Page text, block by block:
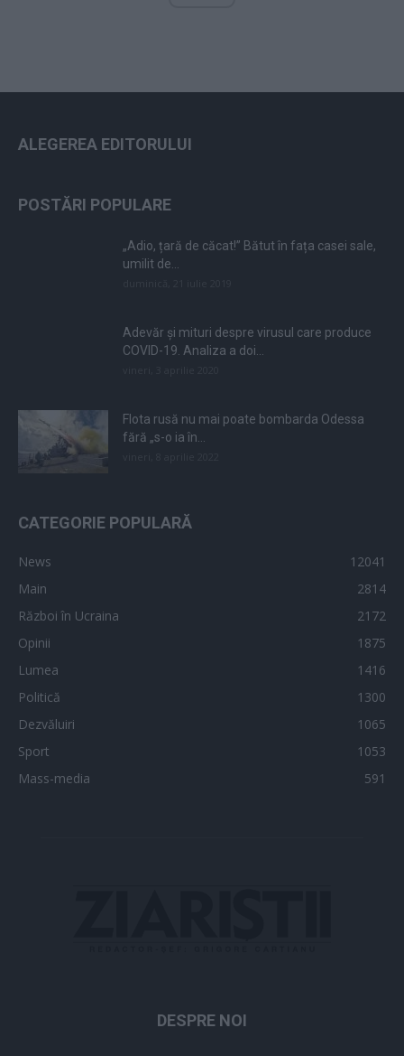
ALEGEREA EDITORULUI
POSTĂRI POPULARE
„Adio, țară de căcat!” Bătut în fața casei sale,
umilit de...
Adevăr și mituri despre virusul care produce
COVID-19. Analiza a doi...
Flota rusă nu mai poate bombarda Odessa
fără „s-o ia în...
CATEGORIE POPULARĂ
News
12041
Main
2814
Război în Ucraina
2172
Opinii
1875
Lumea
1416
Politică
1300
Dezvăluiri
1065
Sport
1053
Mass-media
591
DESPRE NOI